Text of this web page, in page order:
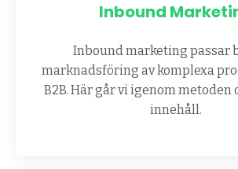
Inbound
Inbound marketing passar
marknadsföring av komplexa
B2B. Här går vi igenom metoden
innehåll.